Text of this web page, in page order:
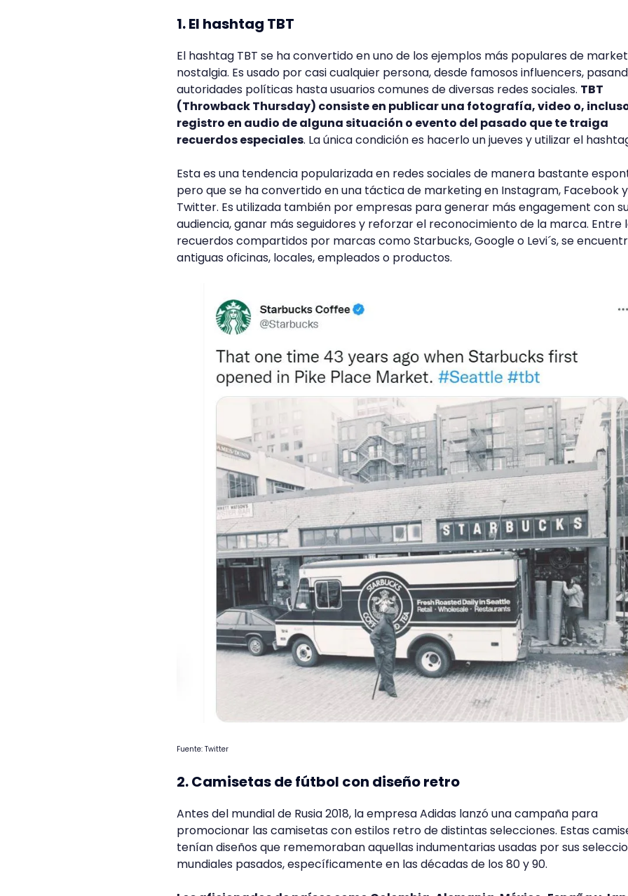
1. El hashtag TBT
El hashtag TBT se ha convertido en uno de los ejemplos más populares de
nostalgia. Es usado por casi cualquier persona, desde famosos influencers,
autoridades políticas hasta usuarios comunes de diversas redes sociales. TBT
(Throwback Thursday) consiste en publicar una fotografía, video o,
registro en audio de alguna situación o evento del pasado que te traiga
recuerdos especiales. La única condición es hacerlo un jueves y utilizar el
Esta es una tendencia popularizada en redes sociales de manera bastante
pero que se ha convertido en una táctica de marketing en Instagram, Facebook y
Twitter. Es utilizada también por empresas para generar más engagement con
audiencia, ganar más seguidores y reforzar el reconocimiento de la marca. Entre
recuerdos compartidos por marcas como Starbucks, Google o Levi´s, se
antiguas oficinas, locales, empleados o productos.
Fuente: Twitter
2. Camisetas de fútbol con diseño retro
Antes del mundial de Rusia 2018, la empresa Adidas lanzó una campaña para
promocionar las camisetas con estilos retro de distintas selecciones. Estas
tenían diseños que rememoraban aquellas indumentarias usadas por sus
mundiales pasados, específicamente en las décadas de los 80 y 90.